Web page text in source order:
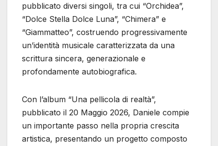
pubblicato diversi singoli, tra cui “Orchidea”,
“Dolce Stella Dolce Luna”, “Chimera” e
“Giammatteo”, costruendo progressivamente
un’identità musicale caratterizzata da una
scrittura sincera, generazionale e
profondamente autobiografica.
Con l’album “Una pellicola di realtà”,
pubblicato il 20 Maggio 2026, Daniele compie
un importante passo nella propria crescita
artistica, presentando un progetto composto